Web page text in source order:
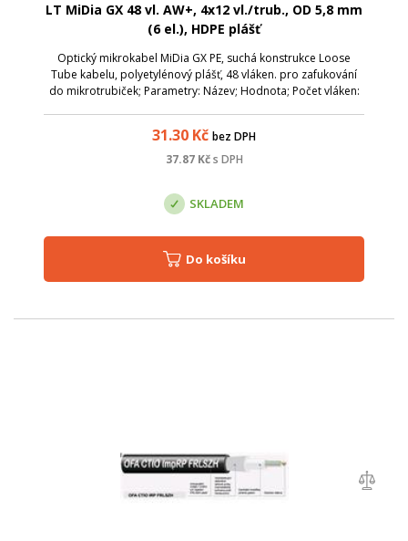
LT MiDia GX 48 vl. AW+, 4x12 vl./trub., OD 5,8 mm
(6 el.), HDPE plášť
Optický mikrokabel MiDia GX PE, suchá konstrukce Loose
Tube kabelu, polyetylénový plášť, 48 vláken. pro zafukování
do mikrotrubiček; Parametry: Název; Hodnota; Počet vláken:
31.30 Kč bez DPH
37.87Kč s DPH
SKLADEM
Do košíku